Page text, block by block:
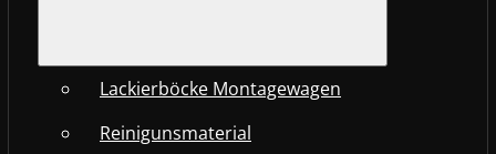
Lackierböcke Montagewagen
Reinigunsmaterial